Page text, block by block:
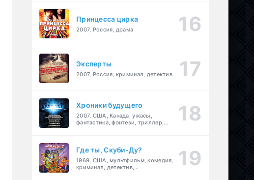
Принцесса цирка
2007, Россия, драма
Эксперты
2007, Россия, криминал, детектив
Хроники будущего
2007, США, Канада, ужасы,
фантастика, фэнтези, триллер,
Где ты, Скуби-Ду?
1969, США, мультфильм, комедия,
криминал, детектив,